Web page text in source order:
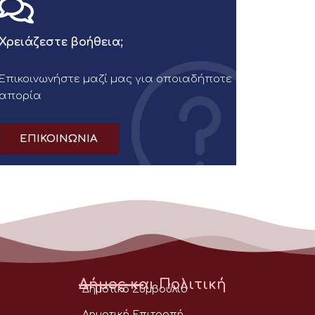
Χρειάζεστε βοήθεια;
Επικοινωνήστε μαζί μας για οποιαδήποτε
απορία
ΕΠΙΚΟΙΝΩΝΙΑ
Δήμος και Πολιτική
Δημοτικό Συμβούλιο